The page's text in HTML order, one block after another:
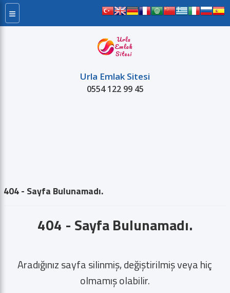
≡
Urla Emlak Sitesi
0554 122 99 45
Kiralık Projeler
404 - Sayfa Bulunamadı.
404 - Sayfa Bulunamadı.
Aradığınız sayfa silinmiş, değiştirilmiş veya hiç
olmamış olabilir.